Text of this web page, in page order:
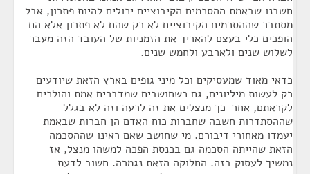
חשבנו שבאמת ההסכמים הקיבוציים יכולים להיות פתרון, אבל
מסתבר שההסכמים הקיבוציים לא רק שהם לא פתרון אלא הם
הופכים כלי בעצם להאריך את הזמניות של העובד הזה מעבר
לשלוש שנים ולארבע ולחמש שנים.
כדאי מאוד שמעסיקים וכל מיני גופים בארץ הזאת שיודעים
רק לעשות מיליונים, גם כשחושבים שמדברים אמת והולכים
לקראתם, אחר-כך מנצלים את זה לרעה וזה לא בגלל
שההסתדרות חשבה שחברות כוח האדם הן חברות שבאמת
יעמדו מאחורי דיבורם. מי שחושב שאם ראינו שההסכמה
הזאת שהייתה הסכמה גם בכנסת הפכה למשהו מנצל, אז
נמשיך לעסוק בזה. החלוקה הזאת נגמרה. חשוב לדעת